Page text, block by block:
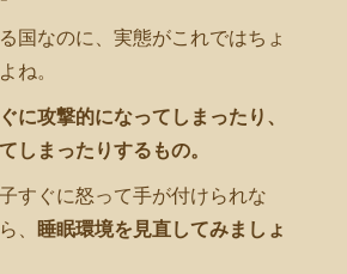
国なのに、実態がこれではちょ
ね。
に攻撃的になってしまったり、
しまったりするもの。
すぐに怒って手が付けられな
、
睡眠環境を見直してみましょ